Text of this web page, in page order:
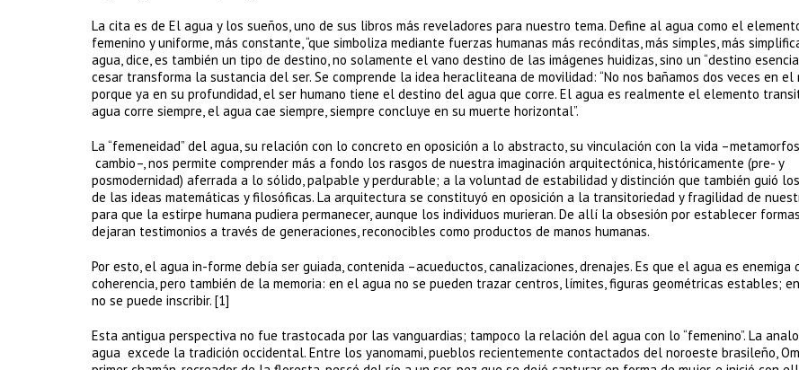
La cita es de El agua y los sueños, uno de sus libros más reveladores para nuestro tema. Define al agua como el
femenino y uniforme, más constante, “que simboliza mediante fuerzas humanas más recónditas, más simples, más
agua, dice, es también un tipo de destino, no solamente el vano destino de las imágenes huidizas, sino un “destino
cesar transforma la sustancia del ser. Se comprende la idea heracliteana de movilidad: “No nos bañamos dos veces en el
porque ya en su profundidad, el ser humano tiene el destino del agua que corre. El agua es realmente el elemento
agua corre siempre, el agua cae siempre, siempre concluye en su muerte horizontal”.
La “femeneidad” del agua, su relación con lo concreto en oposición a lo abstracto, su vinculación con la vida
cambio–, nos permite comprender más a fondo los rasgos de nuestra imaginación arquitectónica, históricamente (pre- y
posmodernidad) aferrada a lo sólido, palpable y perdurable; a la voluntad de estabilidad y distinción que también guió
de las ideas matemáticas y filosóficas. La arquitectura se constituyó en oposición a la transitoriedad y fragilidad de
para que la estirpe humana pudiera permanecer, aunque los individuos murieran. De allí la obsesión por establecer
dejaran testimonios a través de generaciones, reconocibles como productos de manos humanas.
Por esto, el agua in-forme debía ser guiada, contenida –acueductos, canalizaciones, drenajes. Es que el agua es enemiga
coherencia, pero también de la memoria: en el agua no se pueden trazar centros, límites, figuras geométricas estables;
no se puede inscribir. [1]
Esta antigua perspectiva no fue trastocada por las vanguardias; tampoco la relación del agua con lo “femenino”. La
agua excede la tradición occidental. Entre los yanomami, pueblos recientemente contactados del noroeste brasileño,